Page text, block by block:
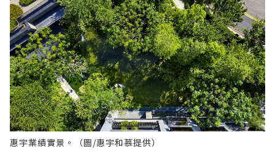
惠宇業績實景。（圖/惠宇和慕提供）